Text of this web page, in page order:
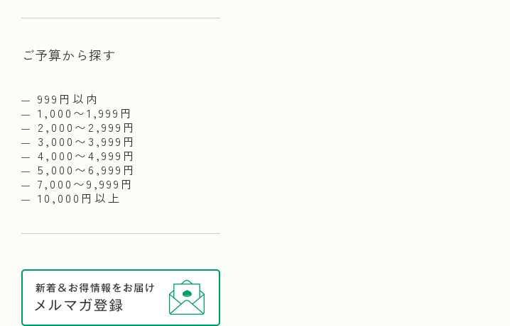
ご予算から探す
999円以内
1,000〜1,999円
2,000〜2,999円
3,000〜3,999円
4,000〜4,999円
5,000〜6,999円
7,000〜9,999円
10,000円以上